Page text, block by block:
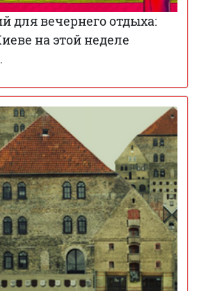
для вечернего отдыха:
на этой неделе